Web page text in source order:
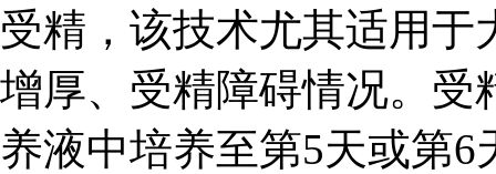
受精，该技术尤其适用
增厚、受精障碍情况。受
养液中培养至第5天或第